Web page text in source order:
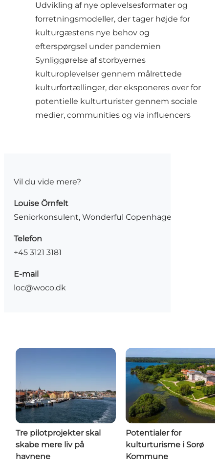
Udvikling af nye oplevelsesformater og
forretningsmodeller, der tager højde for
kulturgæstens nye behov og
efterspørgsel under pandemien
Synliggørelse af storbyernes
kulturoplevelser gennem målrettede
kulturfortællinger, der eksponeres over for
potentielle kulturturister gennem sociale
medier, communities og via influencers
Vil du vide mere?
Louise Örnfelt
Seniorkonsulent, Wonderful Copenhagen
Telefon
+45 3121 3181
E-mail
loc@woco.dk
Tre pilotprojekter skal
skabe mere liv på
havnene
Potentialer for
kulturturisme i Sorø
Kommune